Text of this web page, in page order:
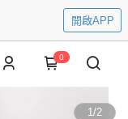
開啟APP
0
1/2